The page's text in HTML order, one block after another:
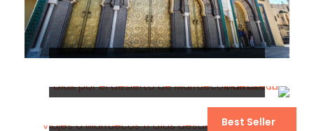
Best Seller
10 DÍAS POR EL DESIERTO DE
MARRUECOS DESDE MARRAKECH